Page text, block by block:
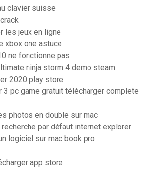
clavier suisse
les jeux en ligne
xbox one astuce
ne fonctionne pas
ninja storm 4 demo steam
2020 play store
3 pc game gratuit télécharger complete
photos en double sur mac
par défaut internet explorer
logiciel sur mac book pro
app store